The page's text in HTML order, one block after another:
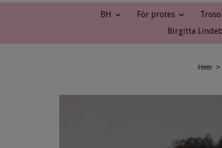
BH För protes
Birgitta
Hem